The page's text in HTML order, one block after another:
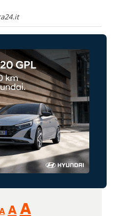
Reducir
A Restablecer
AAumentar